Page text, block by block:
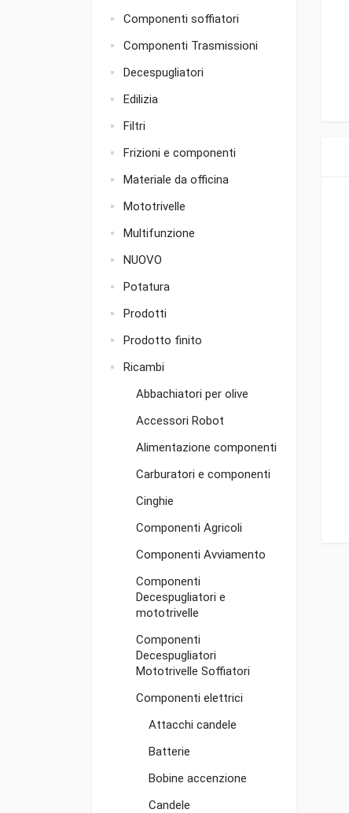
Componenti soffiatori
Componenti Trasmissioni
Decespugliatori
Edilizia
Filtri
Frizioni e componenti
Materiale da officina
Mototrivelle
Multifunzione
NUOVO
Potatura
Prodotti
Prodotto finito
Ricambi
Abbachiatori per olive
Accessori Robot
Alimentazione componenti
Carburatori e componenti
Cinghie
Componenti Agricoli
Componenti Avviamento
Componenti
Decespugliatori e
mototrivelle
Componenti
Decespugliatori
Mototrivelle Soffiatori
Componenti elettrici
Attacchi candele
Batterie
Bobine accenzione
Candele